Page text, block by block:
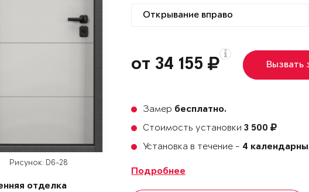
Рисунок: D6-28
отделка
от 34 155 Вызвать
Замер бесплатно.
Стоимость установки3 500
Установка в течение - 4
Подробнее